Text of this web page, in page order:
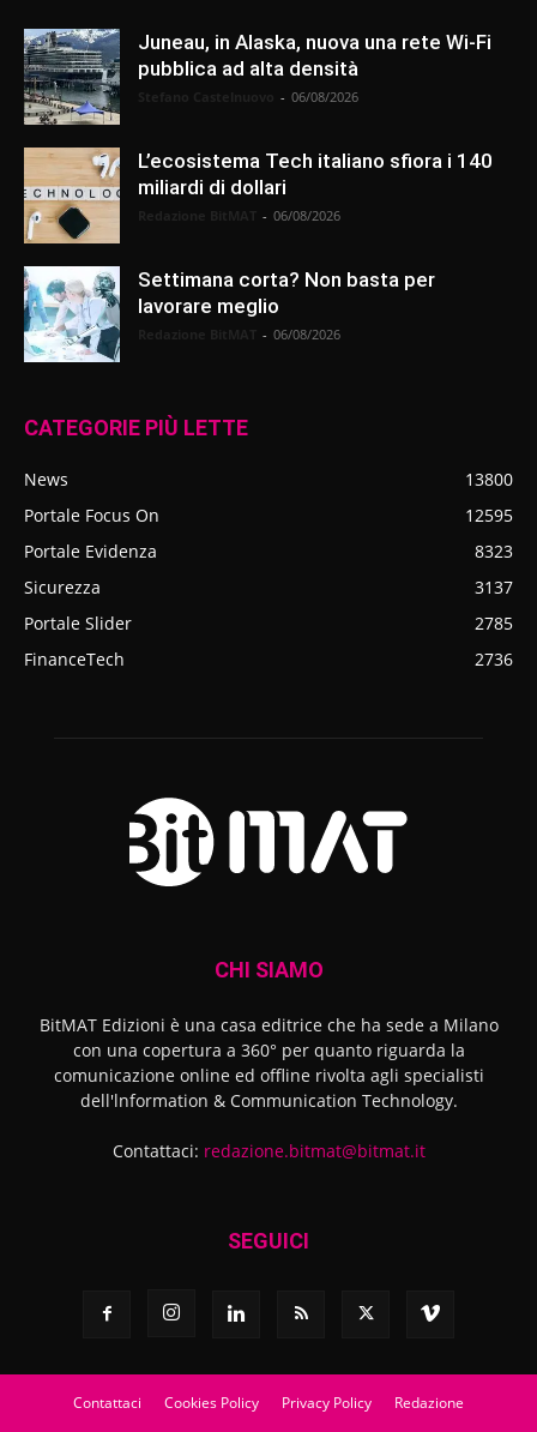
Juneau, in Alaska, nuova una rete Wi-Fi
pubblica ad alta densità
- 06/08/2026
L’ecosistema Tech italiano sfiora i 140
miliardi di dollari
- 06/08/2026
Settimana corta? Non basta per
lavorare meglio
- 06/08/2026
CATEGORIE PIÙ LETTE
News
13800
Portale Focus On
12595
Portale Evidenza
8323
Sicurezza
3137
Portale Slider
2785
FinanceTech
2736
CHI SIAMO
BitMAT Edizioni è una casa editrice che ha sede a Milano
con una copertura a 360° per quanto riguarda la
comunicazione online ed offline rivolta agli specialisti
dell'lnformation & Communication Technology.
Contattaci: redazione.bitmat@bitmat.it
SEGUICI
Contattaci Cookies Policy Privacy Policy Redazione